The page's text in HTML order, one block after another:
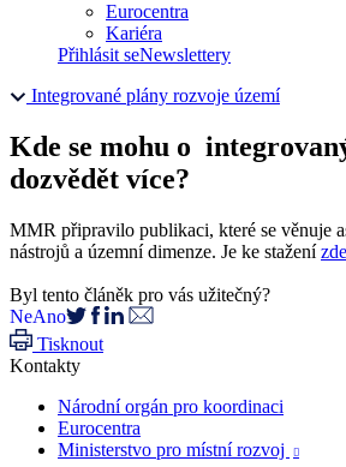
Eurocentra
Kariéra
Přihlásit seNewslettery
Integrované plány rozvoje území
Kde se mohu o
dozvědět více?
MMR připravilo publikaci, které se věnuje
nástrojů a územní dimenze. Je ke stažení
Byl tento článěk pro vás užitečný?
NeAno
Tisknout
Kontakty
Národní orgán pro koordinaci
Eurocentra
Ministerstvo pro místní rozvoj
